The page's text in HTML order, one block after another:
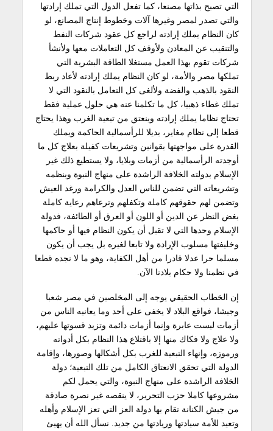
التي تصبح بذاتها مصنعا، كما تفعل الدول التي تملك إرادتها
والتي تصدر لمصر وغيرها آلات وخطوط إنتاج المصانع، لو
كان النظام يملك إرادته لراجع كل عقود شركات النفط
والتنقيب عن المعادن ولأوقف كل التعاملات معها ولأنشأ
شركات تقوم بهذا العمل مستغلا الطاقة البشرية التي
تملكها مصر والأمة، لو كان النظام يملك إرادته لأعاد ربط
النقود بالذهب والفضة ولألغى كل التعامل بالنقود التي لا
تملك غطاء ذهبيا، كل ما تكلمنا عنه هي حلول عملية فقط
تحتاج نظاما يملك إرادته وينعتق من تبعية الغرب وهذا يحتاج
قطعا إلى نظام مغاير، بديلا للرأسمالية الحاكمة ويملك
القدرة على مواجهتها بقوانين وتشريعات كفيلة بعلاج كل ما
أوجدته الرأسمالية من أزمات وبلايا، ولا يستطيع ذلك غير
الإسلام بدولته الخلافة الراشدة على منهاج النبوة وبنظمه
وتشريعاته التي تضمن للناس العدل والكرامة ورغد العيش
وتضمن لهم حقوقهم كاملة وتكفلهم وترعاهم رعاية كاملة
بغض النظر عن الدين أو اللون أو العرق أو الطائفة، فدولة
الإسلام وحدها التي لا تقبل أن يكون النظام فيها أو حاكمها
وخليفتها مسلوب الإرادة ولا تابعا لغيره بل يجب أن يكون
مسلما حرا عدلا قادرا من أهل الكفاية، وهو ما لا نجده قطعا
في نظمنا ولا حكام بلادنا الآن.
إن الخطاب الحقيقي يوجه إلى المخلصين في مصر شعبا
وجيشا، فواقع البلاد لا يخفى على أحد وما يعانيه الناس من
أزمات ليست عابرة وإنما أزمات دائمة وتزيد قسوتها عليهم،
ولا علاج ولا فكاك منها إلا باقتلاع هذا النظام بكل أدواته
ورموزه، وإنهاء التبعية للغرب بكل أشكالها وصورها، وإقامة
الدولة التي تحقق الانعتاق الكامل من تلك التبعية؛ دولة
الخلافة الراشدة على منهاج النبوة، والتي يحمل لكم
مشروعها كاملا حزب التحرير، لا ينقصه غير نصرة صادقة
من جيش الكنانة تقام بها دولة العز التي تعز الإسلام وأهله
وتعيد للأمة سيادتها وريادتها من جديد. نسأل الله أن يهيئ